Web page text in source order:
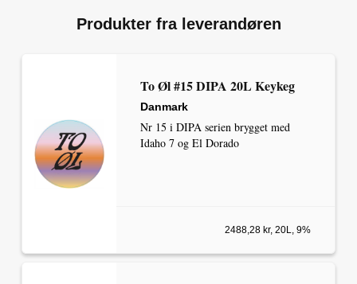
Produkter fra leverandøren
To Øl #15 DIPA 20L Keykeg
Danmark
Nr 15 i DIPA serien brygget med
Idaho 7 og El Dorado
2488,28 kr, 20L, 9%